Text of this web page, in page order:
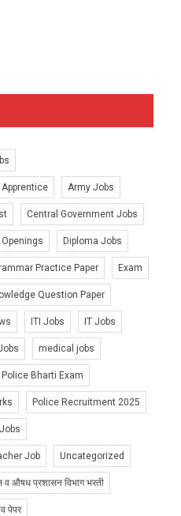
Apprentice Army Jobs
Central Government Jobs
Diploma Jobs
Practice Paper Exam
Question Paper
ITI Jobs IT Jobs
medical jobs
Police Bharti Exam
Police Recruitment 2025
Job Uncategorized
व औषध प्रशासन विभाग भरती
पेपर